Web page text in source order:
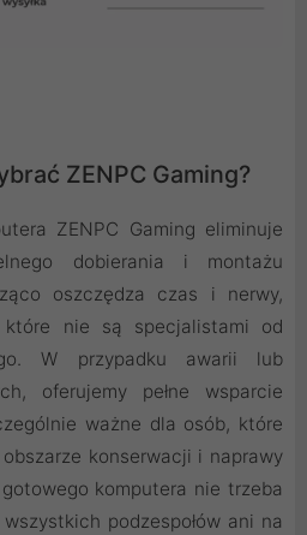
ZENPC Gaming?
ZENPC Gaming eliminuje
dobierania i montażu
oszczędza czas i nerwy,
które nie są specjalistami od
W przypadku awarii lub
oferujemy pełne wsparcie
ważne dla osób, które
konserwacji i naprawy
komputera nie trzeba
podzespołów ani na